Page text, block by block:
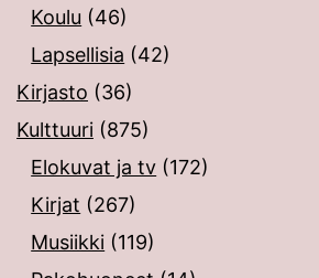
Koulu (46)
Lapsellisia (42)
Kirjasto (36)
Kulttuuri (875)
Elokuvat ja tv (172)
Kirjat (267)
Musiikki (119)